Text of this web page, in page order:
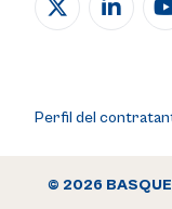
Perfil del
© 2026